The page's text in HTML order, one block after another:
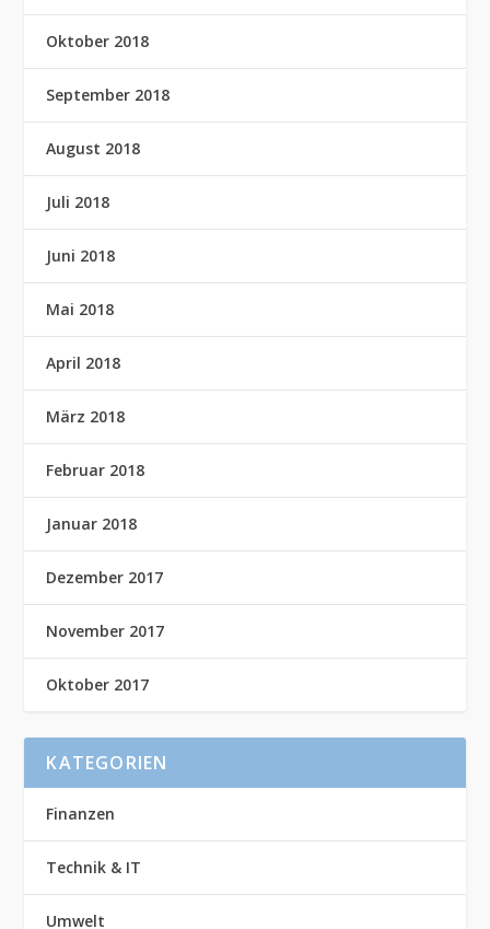
Oktober 2018
September 2018
August 2018
Juli 2018
Juni 2018
Mai 2018
April 2018
März 2018
Februar 2018
Januar 2018
Dezember 2017
November 2017
Oktober 2017
KATEGORIEN
Finanzen
Technik & IT
Umwelt